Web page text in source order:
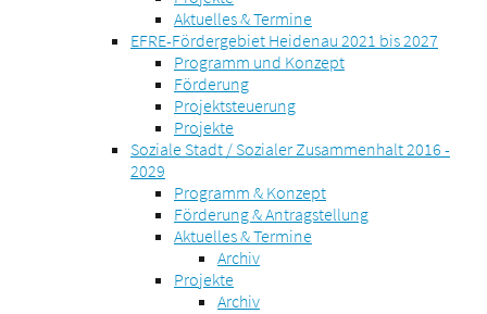
Aktuelles & Termine
EFRE-Fördergebiet Heidenau 2021 bis 2027
Programm und Konzept
Förderung
Projektsteuerung
Projekte
Soziale Stadt / Sozialer Zusammenhalt 2016 -
2029
Programm & Konzept
Förderung & Antragstellung
Aktuelles & Termine
Archiv
Projekte
Archiv